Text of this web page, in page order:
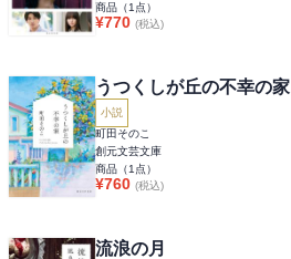
商品（1 点）
¥770 (税込)
うつくしが丘の不幸の家
小説
町田そのこ
創元文芸文庫
商品（1 点）
¥760 (税込)
流浪の月